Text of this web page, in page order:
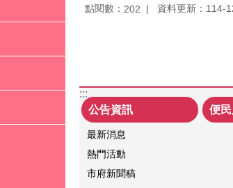
點閱數： 202 資料更新：114-
:::
公告資訊
最新消息
熱門活動
市府新聞稿
便